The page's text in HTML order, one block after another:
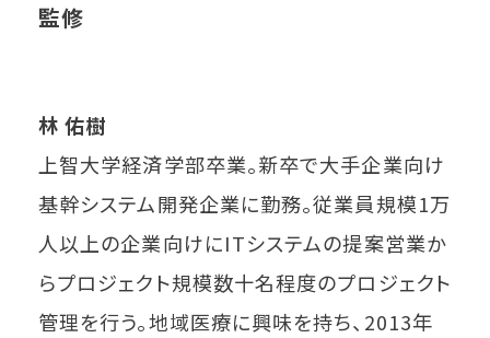
監修
林 佑樹
上智大学経済学部卒業。新卒で大手企業向け
基幹システム開発企業に勤務。従業員規模1万
人以上の企業向けにITシステムの提案営業か
らプロジェクト規模数十名程度のプロジェクト
管理を行う。地域医療に興味を持ち、2013年